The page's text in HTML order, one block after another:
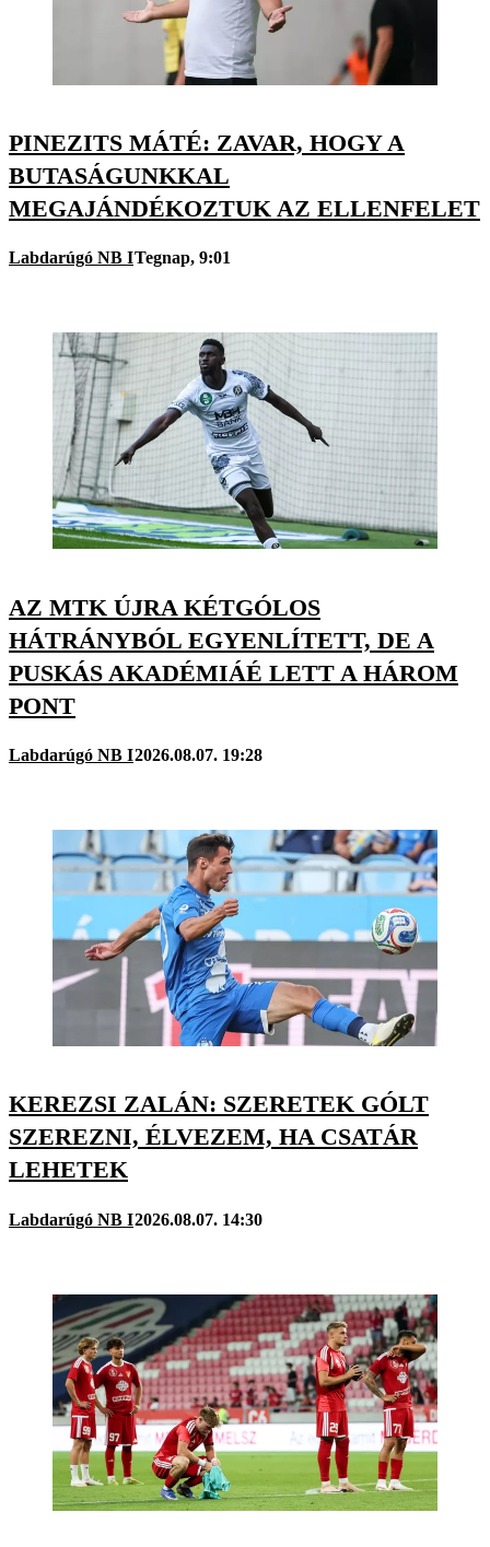
PINEZITS MÁTÉ: ZAVAR, HOGY A
BUTASÁGUNKKAL
MEGAJÁNDÉKOZTUK AZ ELLENFELET
Labdarúgó NB ITegnap, 9:01
AZ MTK ÚJRA KÉTGÓLOS
HÁTRÁNYBÓL EGYENLÍTETT, DE A
PUSKÁS AKADÉMIÁÉ LETT A HÁROM
PONT
Labdarúgó NB I2026.08.07. 19:28
KEREZSI ZALÁN: SZERETEK GÓLT
SZEREZNI, ÉLVEZEM, HA CSATÁR
LEHETEK
Labdarúgó NB I2026.08.07. 14:30